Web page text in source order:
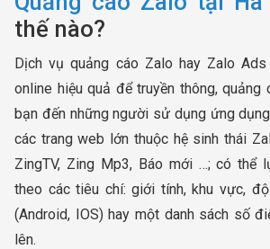
thế nào?
Dịch vụ quảng cáo Zalo hay Zalo
online hiệu quả để truyền thông, quảng
bạn đến những người sử dụng ứng
các trang web lớn thuộc hệ sinh thái
ZingTV, Zing Mp3, Báo mới …; có thể
theo các tiêu chí: giới tính, khu vực,
(Android, IOS) hay một danh sách số
lên.